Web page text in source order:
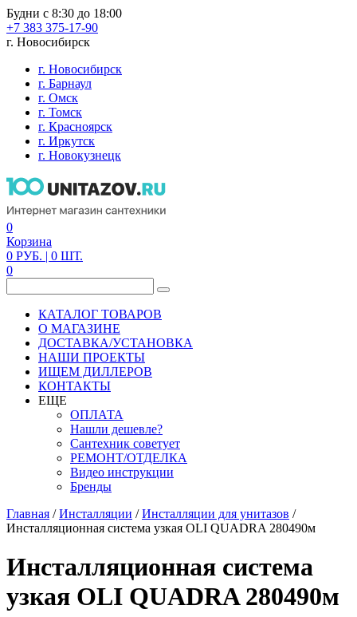
Будни с 8:30 до 18:00
+7 383 375-17-90
г. Новосибирск
г. Новосибирск
г. Барнаул
г. Омск
г. Томск
г. Красноярск
г. Иркутск
г. Новокузнецк
0
Корзина
0 РУБ. | 0 ШТ.
0
КАТАЛОГ ТОВАРОВ
О МАГАЗИНЕ
ДОСТАВКА/УСТАНОВКА
НАШИ ПРОЕКТЫ
ИЩЕМ ДИЛЛЕРОВ
КОНТАКТЫ
ЕЩЕ
ОПЛАТА
Нашли дешевле?
Сантехник советует
РЕМОНТ/ОТДЕЛКА
Видео инструкции
Бренды
Главная /Инсталляции /Инсталляции для унитазов /
Инсталляционная система узкая OLI QUADRA 280490м
Инсталляционная система
узкая OLI QUADRA 280490м